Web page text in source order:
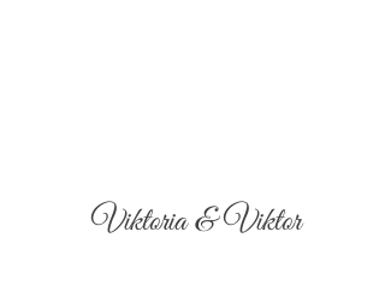
Viktoria & Viktor